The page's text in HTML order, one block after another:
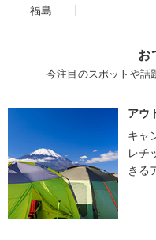
福島
お
今注目のスポットや話
アウ
キャ
レチ
きる